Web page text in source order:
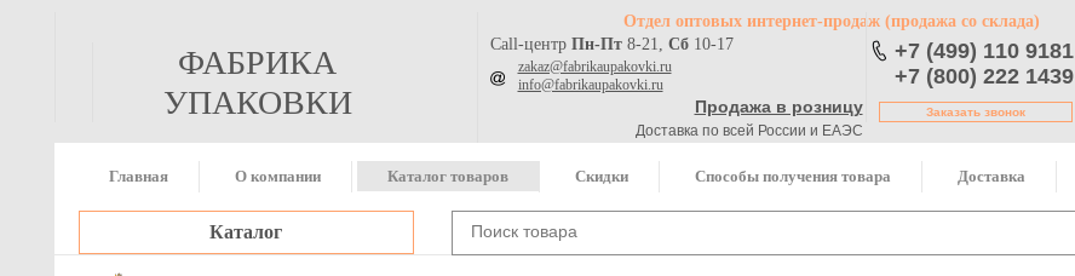
ФАБРИКА
УПАКОВКИ
Отдел оптовых интернет-продаж(продажа со склада)
Call-центр Пн-Пт8-21, Сб10-17
zakaz@fabrikaupakovki.ru
info@fabrikaupakovki.ru
Продажа в розницу
Доставка по всей России и ЕАЭС
+7 (499) 110 9181
+7 (800) 222 1439
Заказать звонок
Главная О компании Каталог товаров Скидки Способы получения товара Доставка
Каталог